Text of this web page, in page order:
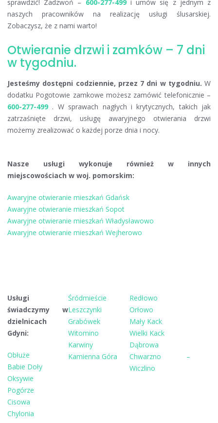
sprawdzić! Zadzwoń – 600-277-499i umów się z jednym z
naszych pracowników na realizację usługi ślusarskiej.
Zobaczysz, że z nami warto!
Otwieranie drzwi i zamków – 7 dni
w tygodniu.
Jesteśmy dostępni codziennie, przez 7 dni w tygodniu. W
dodatku Pogotowie zamkowe możesz zamówić telefonicznie –
600-277-499 . W sprawach nagłych i krytycznych, takich jak
zatrzaśnięte drzwi, usługę awaryjnego otwierania drzwi
możemy zrealizować o każdej porze dnia i nocy.
Nasze usługi wykonuje również w innych
miejscowościach w woj. pomorskim:
Awaryjne otwieranie mieszkań Gdańsk
Awaryjne otwieranie mieszkań Sopot
Awaryjne otwieranie mieszkań Władysławowo
Awaryjne otwieranie mieszkań Wejherowo
Usługi
świadczymy w
dzielnicach
Gdyni:
Obłuże
Babie Doły
Oksywie
Pogórze
Cisowa
Chylonia
Śródmieście
Leszczynki
Grabówek
Witomino
Karwiny
Kamienna Góra
Redłowo
Orłowo
Mały Kack
Wielki Kack
Dąbrowa
Chwarzno –
Wiczlino